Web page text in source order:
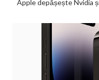
Apple depășește Nvidia